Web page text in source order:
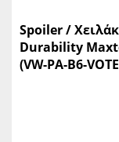
Spoiler /
Durability
(VW-PA-B6-